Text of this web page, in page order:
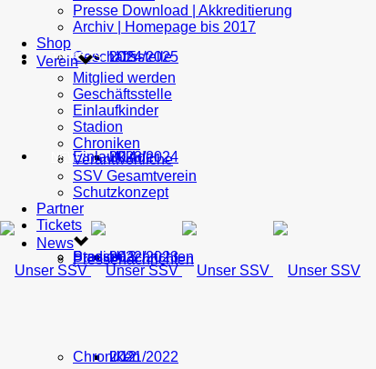
U15
U14
U13
U12
2024/2025
2023/2024
2022/2023
2021/2022
Geschäftsstelle
Einlaufkinder
Stadion
Chroniken
TICKETS
NEWS
Pressenachrichten
Presse Download | Akkreditierung
Archiv | Homepage bis 2017
Shop
Verein
Mitglied werden
Geschäftsstelle
Einlaufkinder
Stadion
Chroniken
Verantwortliche
SSV Gesamtverein
Schutzkonzept
Partner
Tickets
News
Pressenachrichten